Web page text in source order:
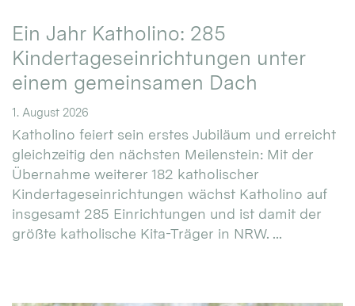
Ein Jahr Katholino: 285
Kindertageseinrichtungen unter
einem gemeinsamen Dach
1. August 2026
Katholino feiert sein erstes Jubiläum und erreicht
gleichzeitig den nächsten Meilenstein: Mit der
Übernahme weiterer 182 katholischer
Kindertageseinrichtungen wächst Katholino auf
insgesamt 285 Einrichtungen und ist damit der
größte katholische Kita-Träger in NRW. ...